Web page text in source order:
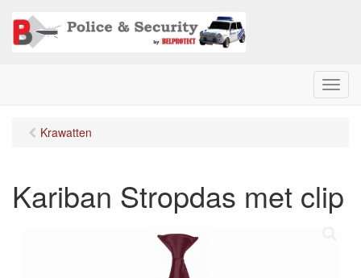
M
e
Krawatten
Kariban Stropdas met clip